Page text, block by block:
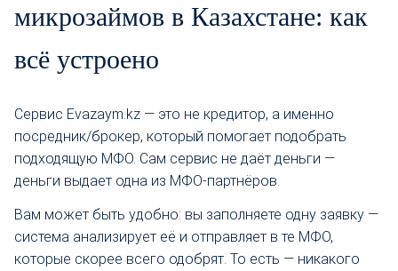
микрозаймов в Казахстане: как
всё устроено
Сервис Evazaym.kz — это не кредитор, а именно
посредник/брокер, который помогает подобрать
подходящую МФО. Сам сервис не даёт деньги —
деньги выдает одна из МФО-партнёров.
Вам может быть удобно: вы заполняете одну заявку —
система анализирует её и отправляет в те МФО,
которые скорее всего одобрят. То есть — никакого